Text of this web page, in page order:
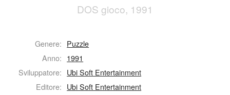
DOS gioco, 1991
Genere: Puzzle
Anno: 1991
Sviluppatore: Ubi Soft Entertainment
Editore: Ubi Soft Entertainment